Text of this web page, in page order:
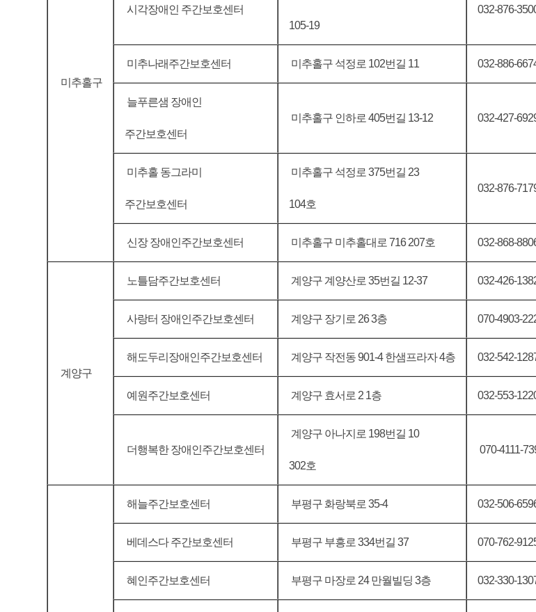
미추홀구
시각장애인 주간보호센터
105-19
032-876-
미추나래주간보호센터 미추홀구 석정로 102번길 11 032-886-
늘푸른샘 장애인
주간보호센터
미추홀구 인하로 405번길 13-12 032-427-
미추홀 동그라미
주간보호센터
미추홀구 석정로 375번길 23
104호
032-876-
신장 장애인주간보호센터 미추홀구 미추홀대로 716 207호 032-868-
계양구
노틀담주간보호센터 계양구 계양산로 35번길 12-37 032-426-
사랑터 장애인주간보호센터 계양구 장기로 26 3층 070-4903-
해도두리장애인주간보호센터 계양구 작전동 901-4 한샘프라자 4층 032-542-
예원주간보호센터 계양구 효서로 2 1층 032-553-
더행복한 장애인주간보호센터
계양구 아나지로 198번길 10
302호
070-4111-
해늘주간보호센터 부평구 화랑북로 35-4 032-506-
베데스다 주간보호센터 부평구 부흥로 334번길 37 070-762-
혜인주간보호센터 부평구 마장로 24 만월빌딩 3층 032-330-